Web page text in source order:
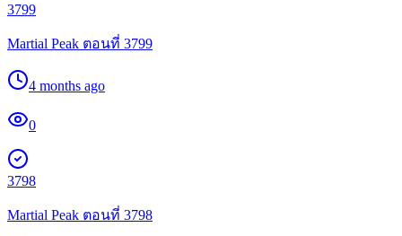
3799
Martial Peak ตอนที่ 3799
4 months ago
0
3798
Martial Peak ตอนที่ 3798